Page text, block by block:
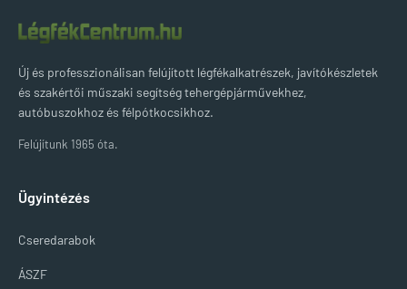
Új és professzionálisan felújított légfékalkatrészek, javítókészletek
és szakértői műszaki segítség tehergépjárművekhez,
autóbuszokhoz és félpótkocsikhoz.
Felújítunk 1965 óta.
Ügyintézés
Cseredarabok
ÁSZF